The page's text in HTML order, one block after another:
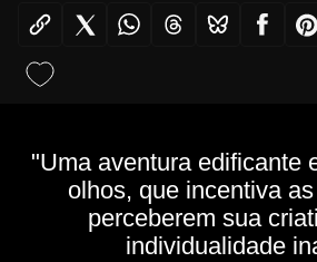
"Uma aventura edificante
olhos, que incentiva
perceberem sua
individualidade